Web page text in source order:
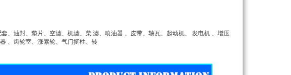
、油封、垫片、空滤、机滤、柴 滤、喷油器 、皮带、轴瓦、起动机、 发电机 、增压
、齿轮室、涨紧轮、气门挺柱、转